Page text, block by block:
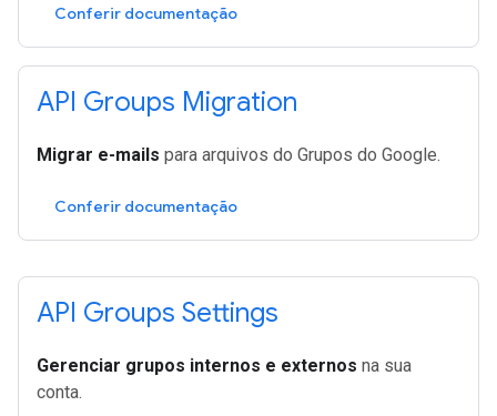
Conferir documentação
API Groups Migration
Migrar e-mails para arquivos do Grupos do Google.
Conferir documentação
API Groups Settings
Gerenciar grupos internos e externos na sua
conta.